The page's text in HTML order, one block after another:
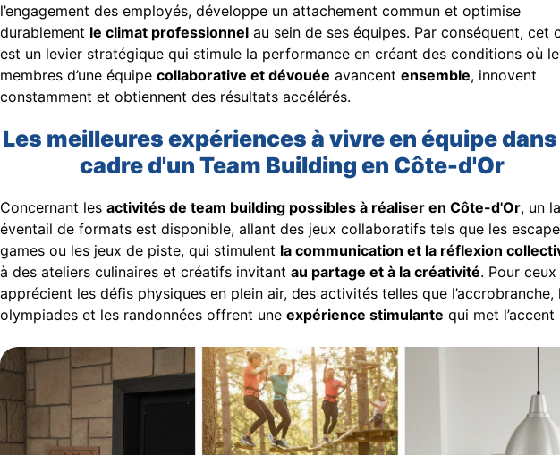
l’engagement des employés, développe un attachement commun et optimise
durablement le climat professionnel au sein de ses équipes. Par conséquent, cet
est un levier stratégique qui stimule la performance en créant des conditions où
membres d’une équipe collaborative et dévouée avancent ensemble, innovent
constamment et obtiennent des résultats accélérés.
Les meilleures expériences à vivre en équipe
cadre d'un Team Building en Côte-d'Or
Concernant les activités de team building possibles à réaliser en Côte-d'Or, un
éventail de formats est disponible, allant des jeux collaboratifs tels que les escape
games ou les jeux de piste, qui stimulent la communication et la réflexion
à des ateliers culinaires et créatifs invitant au partage et à la créativité. Pour ceux
apprécient les défis physiques en plein air, des activités telles que l’accrobranche,
olympiades et les randonnées offrent une expérience stimulante qui met l’accent